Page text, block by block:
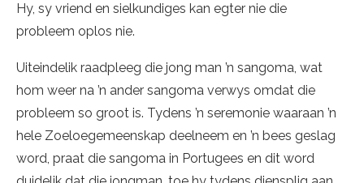
Hy, sy vriend en sielkundiges kan egter nie die
probleem oplos nie.
Uiteindelik raadpleeg die jong man ’n sangoma, wat
hom weer na ’n ander sangoma verwys omdat die
probleem so groot is. Tydens ’n seremonie waaraan ’n
hele Zoeloegemeenskap deelneem en ’n bees geslag
word, praat die sangoma in Portugees en dit word